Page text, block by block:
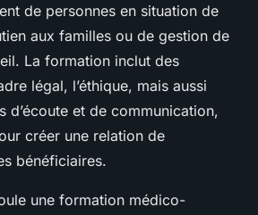
de personnes en situation de
aux familles ou de gestion de
La formation inclut des
légal, l’éthique, mais aussi
d’écoute et de communication,
créer une relation de
bénéficiaires.
une formation médico-